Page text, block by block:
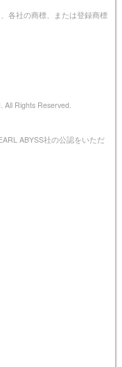
各社の商標、または登録商標
Rights Reserved.
ABYSS社の公認をいただ